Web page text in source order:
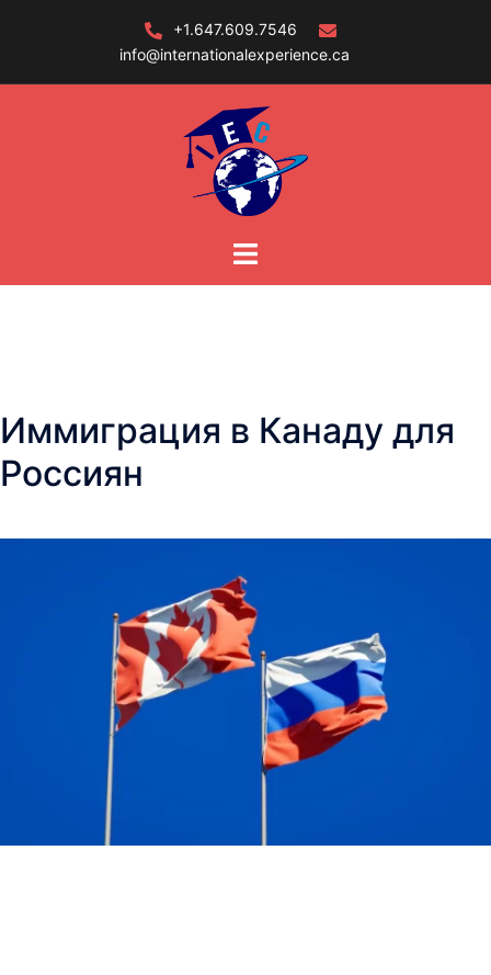
+1.647.609.7546
info@internationalexperience.ca
Иммиграция в Канаду для
Россиян